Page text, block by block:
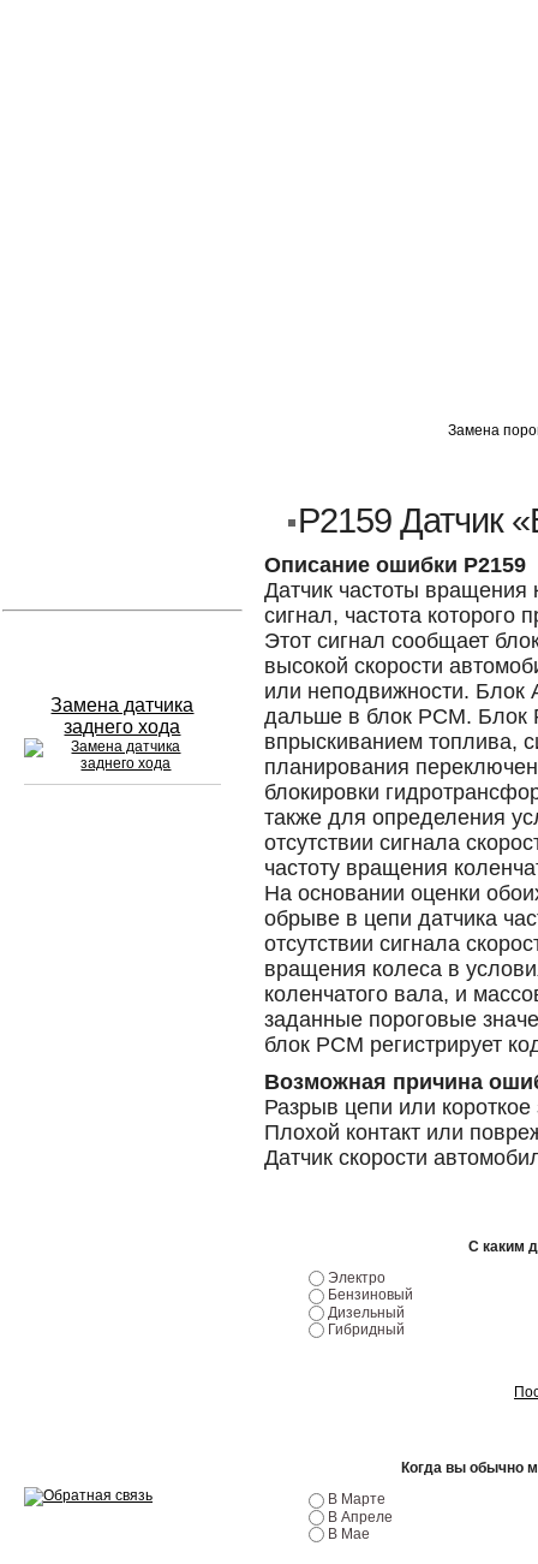
Замена датчика
заднего хода
Замена
P2159 Датчик
Описание ошибки P2159
Датчик частоты вращения
сигнал, частота которого
Этот сигнал сообщает
высокой скорости
или неподвижности. Блок
дальше в блок PCM. Блок
впрыскиванием топлива,
планирования
блокировки
также для определения
отсутствии сигнала
частоту вращения
На основании оценки
обрыве в цепи датчика
отсутствии сигнала
вращения колеса в
коленчатого вала, и
заданные пороговые
блок PCM регистрирует
Возможная причина
Разрыв цепи или
Плохой контакт или
Датчик скорости
С каким
Электро
Бензиновый
Дизельный
Гибридный
Когда вы обычно
В Марте
В Апреле
В Мае